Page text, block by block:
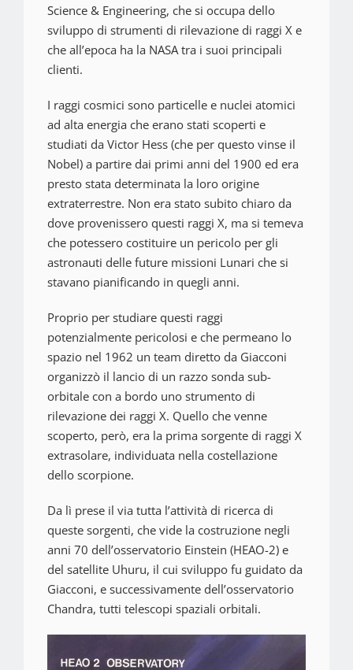
Science & Engineering, che si occupa dello
sviluppo di strumenti di rilevazione di raggi X e
che all’epoca ha la NASA tra i suoi principali
clienti.
I raggi cosmici sono particelle e nuclei atomici
ad alta energia che erano stati scoperti e
studiati da Victor Hess (che per questo vinse il
Nobel) a partire dai primi anni del 1900 ed era
presto stata determinata la loro origine
extraterrestre. Non era stato subito chiaro da
dove provenissero questi raggi X, ma si temeva
che potessero costituire un pericolo per gli
astronauti delle future missioni Lunari che si
stavano pianificando in quegli anni.
Proprio per studiare questi raggi
potenzialmente pericolosi e che permeano lo
spazio nel 1962 un team diretto da Giacconi
organizzò il lancio di un razzo sonda sub-
orbitale con a bordo uno strumento di
rilevazione dei raggi X. Quello che venne
scoperto, però, era la prima sorgente di raggi X
extrasolare, individuata nella costellazione
dello scorpione.
Da lì prese il via tutta l’attività di ricerca di
queste sorgenti, che vide la costruzione negli
anni 70 dell’osservatorio Einstein (HEAO-2) e
del satellite Uhuru, il cui sviluppo fu guidato da
Giacconi, e successivamente dell’osservatorio
Chandra, tutti telescopi spaziali orbitali.